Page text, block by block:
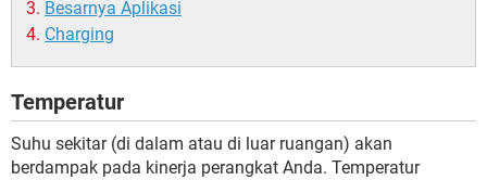
Besarnya Aplikasi
Charging
Temperatur
Suhu sekitar (di dalam atau di luar ruangan) akan
berdampak pada kinerja perangkat Anda. Temperatur